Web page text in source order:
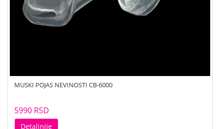
MUSKI POJAS NEVINOSTI CB-6000
5990 RSD
Detaljnije